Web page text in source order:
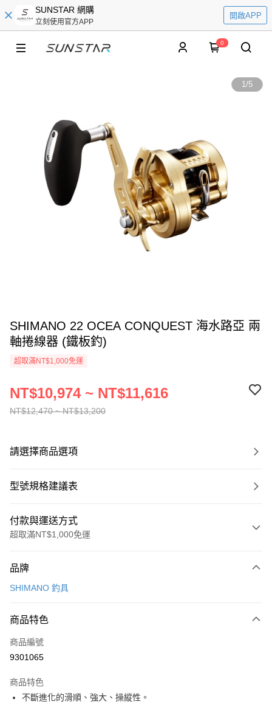
SUNSTAR 網購
立刻使用官方APP
開啟APP
0
1/5
SHIMANO 22 OCEA CONQUEST 海水路亞 兩
軸捲線器 (鐵板釣)
超取滿NT$1,000免運
NT$12,470 ~ NT$13,200
NT$10,974 ~ NT$11,616
請選擇商品選項
型號規格建議表
付款與運送方式
超取滿NT$1,000免運
信用卡一次付款
LINE Pay
Apple Pay
Google Pay
品牌
SHIMANO 釣具
商品特色
商品編號
9301065
商品特色
不斷進化的滑順、強大、操縱性。